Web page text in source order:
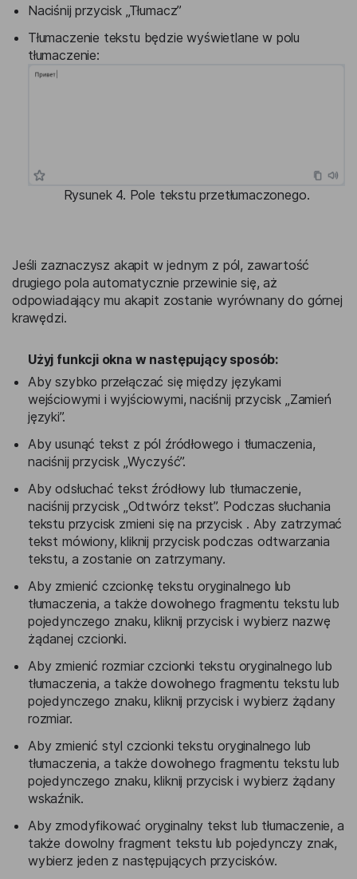
Naciśnij przycisk „Tłumacz”
Tłumaczenie tekstu będzie wyświetlane w polu
tłumaczenie:
Rysunek 4. Pole tekstu przetłumaczonego.
Jeśli zaznaczysz akapit w jednym z pól, zawartość
drugiego pola automatycznie przewinie się, aż
odpowiadający mu akapit zostanie wyrównany do górnej
krawędzi.
Użyj funkcji okna w następujący sposób:
Aby szybko przełączać się między językami
wejściowymi i wyjściowymi, naciśnij przycisk „Zamień
języki”.
Aby usunąć tekst z pól źródłowego i tłumaczenia,
naciśnij przycisk „Wyczyść”.
Aby odsłuchać tekst źródłowy lub tłumaczenie,
naciśnij przycisk „Odtwórz tekst”. Podczas słuchania
tekstu przycisk zmieni się na przycisk . Aby zatrzymać
tekst mówiony, kliknij przycisk podczas odtwarzania
tekstu, a zostanie on zatrzymany.
Aby zmienić czcionkę tekstu oryginalnego lub
tłumaczenia, a także dowolnego fragmentu tekstu lub
pojedynczego znaku, kliknij przycisk i wybierz nazwę
żądanej czcionki.
Aby zmienić rozmiar czcionki tekstu oryginalnego lub
tłumaczenia, a także dowolnego fragmentu tekstu lub
pojedynczego znaku, kliknij przycisk i wybierz żądany
rozmiar.
Aby zmienić styl czcionki tekstu oryginalnego lub
tłumaczenia, a także dowolnego fragmentu tekstu lub
pojedynczego znaku, kliknij przycisk i wybierz żądany
wskaźnik.
Aby zmodyfikować oryginalny tekst lub tłumaczenie, a
także dowolny fragment tekstu lub pojedynczy znak,
wybierz jeden z następujących przycisków.